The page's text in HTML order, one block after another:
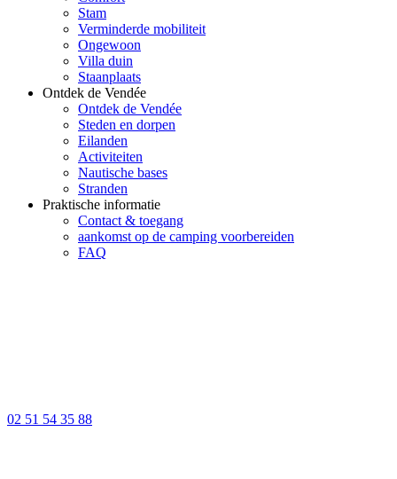
Stam
Verminderde mobiliteit
Ongewoon
Villa duin
Staanplaats
Ontdek de Vendée
Ontdek de Vendée
Steden en dorpen
Eilanden
Activiteiten
Nautische bases
Stranden
Praktische informatie
Contact & toegang
aankomst op de camping voorbereiden
FAQ
02 51 54 35 88